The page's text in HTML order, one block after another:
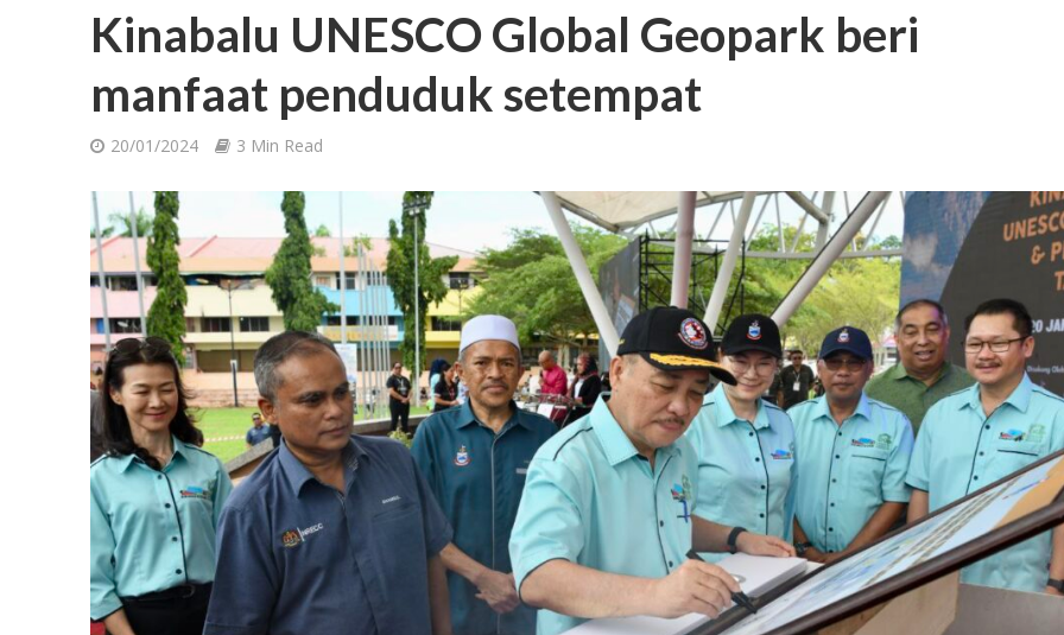
Kinabalu UNESCO Global Geopark beri
manfaat penduduk setempat
20/01/2024 3 Min Read